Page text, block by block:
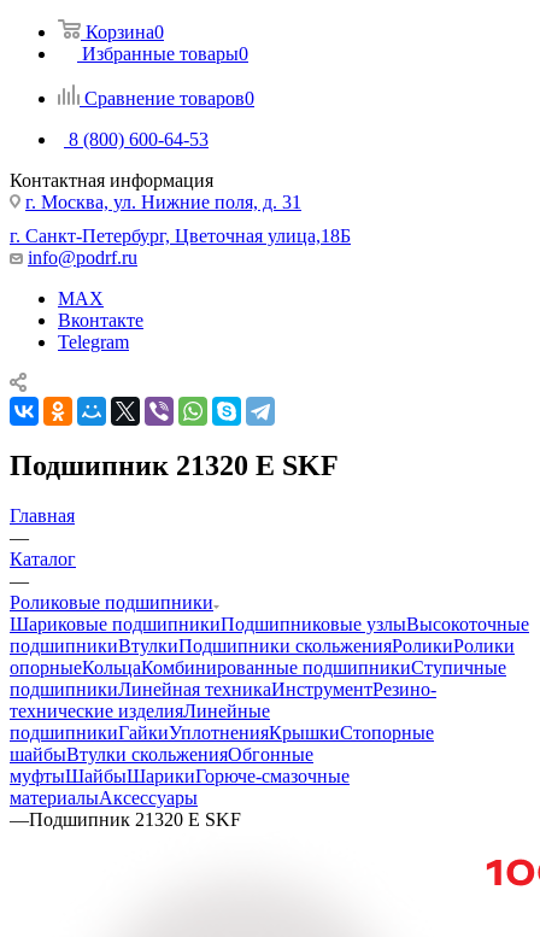
Корзина0
Избранные товары0
Сравнение товаров0
8 (800) 600-64-53
Контактная информация
г. Москва, ул. Нижние поля, д. 31
г. Санкт-Петербург, Цветочная улица,18Б
info@podrf.ru
MAX
Вконтакте
Telegram
Подшипник 21320 E SKF
Главная
—
Каталог
—
Роликовые подшипники
Шариковые подшипникиПодшипниковые узлыВысокоточные
подшипникиВтулкиПодшипники скольженияРоликиРолики
опорныеКольцаКомбинированные подшипникиСтупичные
подшипникиЛинейная техникаИнструментРезино-
технические изделияЛинейные
подшипникиГайкиУплотненияКрышкиСтопорные
шайбыВтулки скольженияОбгонные
муфтыШайбыШарикиГорюче-смазочные
материалыАксессуары
—Подшипник 21320 E SKF